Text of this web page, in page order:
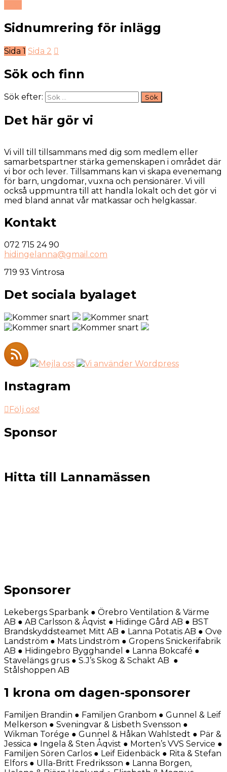
Sidnumrering för inlägg
Sida 1 Sida 2
Sök och finn
Sök efter:
Det här gör vi
Vi vill till tillsammans med dig som medlem eller
samarbetspartner stärka gemenskapen i området där
vi bor och lever. Tillsammans kan vi skapa evenemang
för barn, ungdomar, vuxna och pensionärer. Vi vill
också uppmuntra till att handla lokalt och det gör vi
med bland annat vår matkassar och helgkassar.
Kontakt
072 715 24 90
hidingelanna@gmail.com
719 93 Vintrosa
Det sociala byalaget
Instagram
Följ oss!
Sponsor
Hitta till Lannamässen
Sponsorer
Lekebergs Sparbank ● Örebro Ventilation & Värme
AB ● AB Carlsson & Åqvist ● Hidinge Gård AB ● BST
Brandskyddsteamet Mitt AB ● Lanna Potatis AB ● Ove
Landström ● Mats Lindström ● Gropens Snickerifabrik
AB ● Hidingebro Bygghandel ● Lanna Bokcafé ●
Stavelängs grus ● S.J’s Skog & Schakt AB ●
Stålshoppen AB
1 krona om dagen-sponsorer
Familjen Brandin ● Familjen Granbom ● Gunnel & Leif
Melkerson ● Sveningvar & Lisbeth Svensson ●
Wikman Torége ● Gunnel & Håkan Wahlstedt ● Pär &
Jessica ● Ingela & Sten Åqvist ● Morten’s VVS Service ●
Familjen Sören Carlos ● Leif Eidenbäck ● Rita & Stefan
Elfors ● Ulla-Britt Fredriksson ● Lanna Borgen,